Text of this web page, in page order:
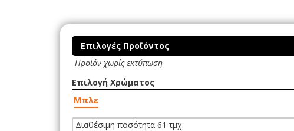
Επιλογές Προϊόντος
Προϊόν χωρίς εκτύπωση
Επιλογή Χρώματος
Μπλε
Διαθέσιμη ποσότητα 61 τμχ.